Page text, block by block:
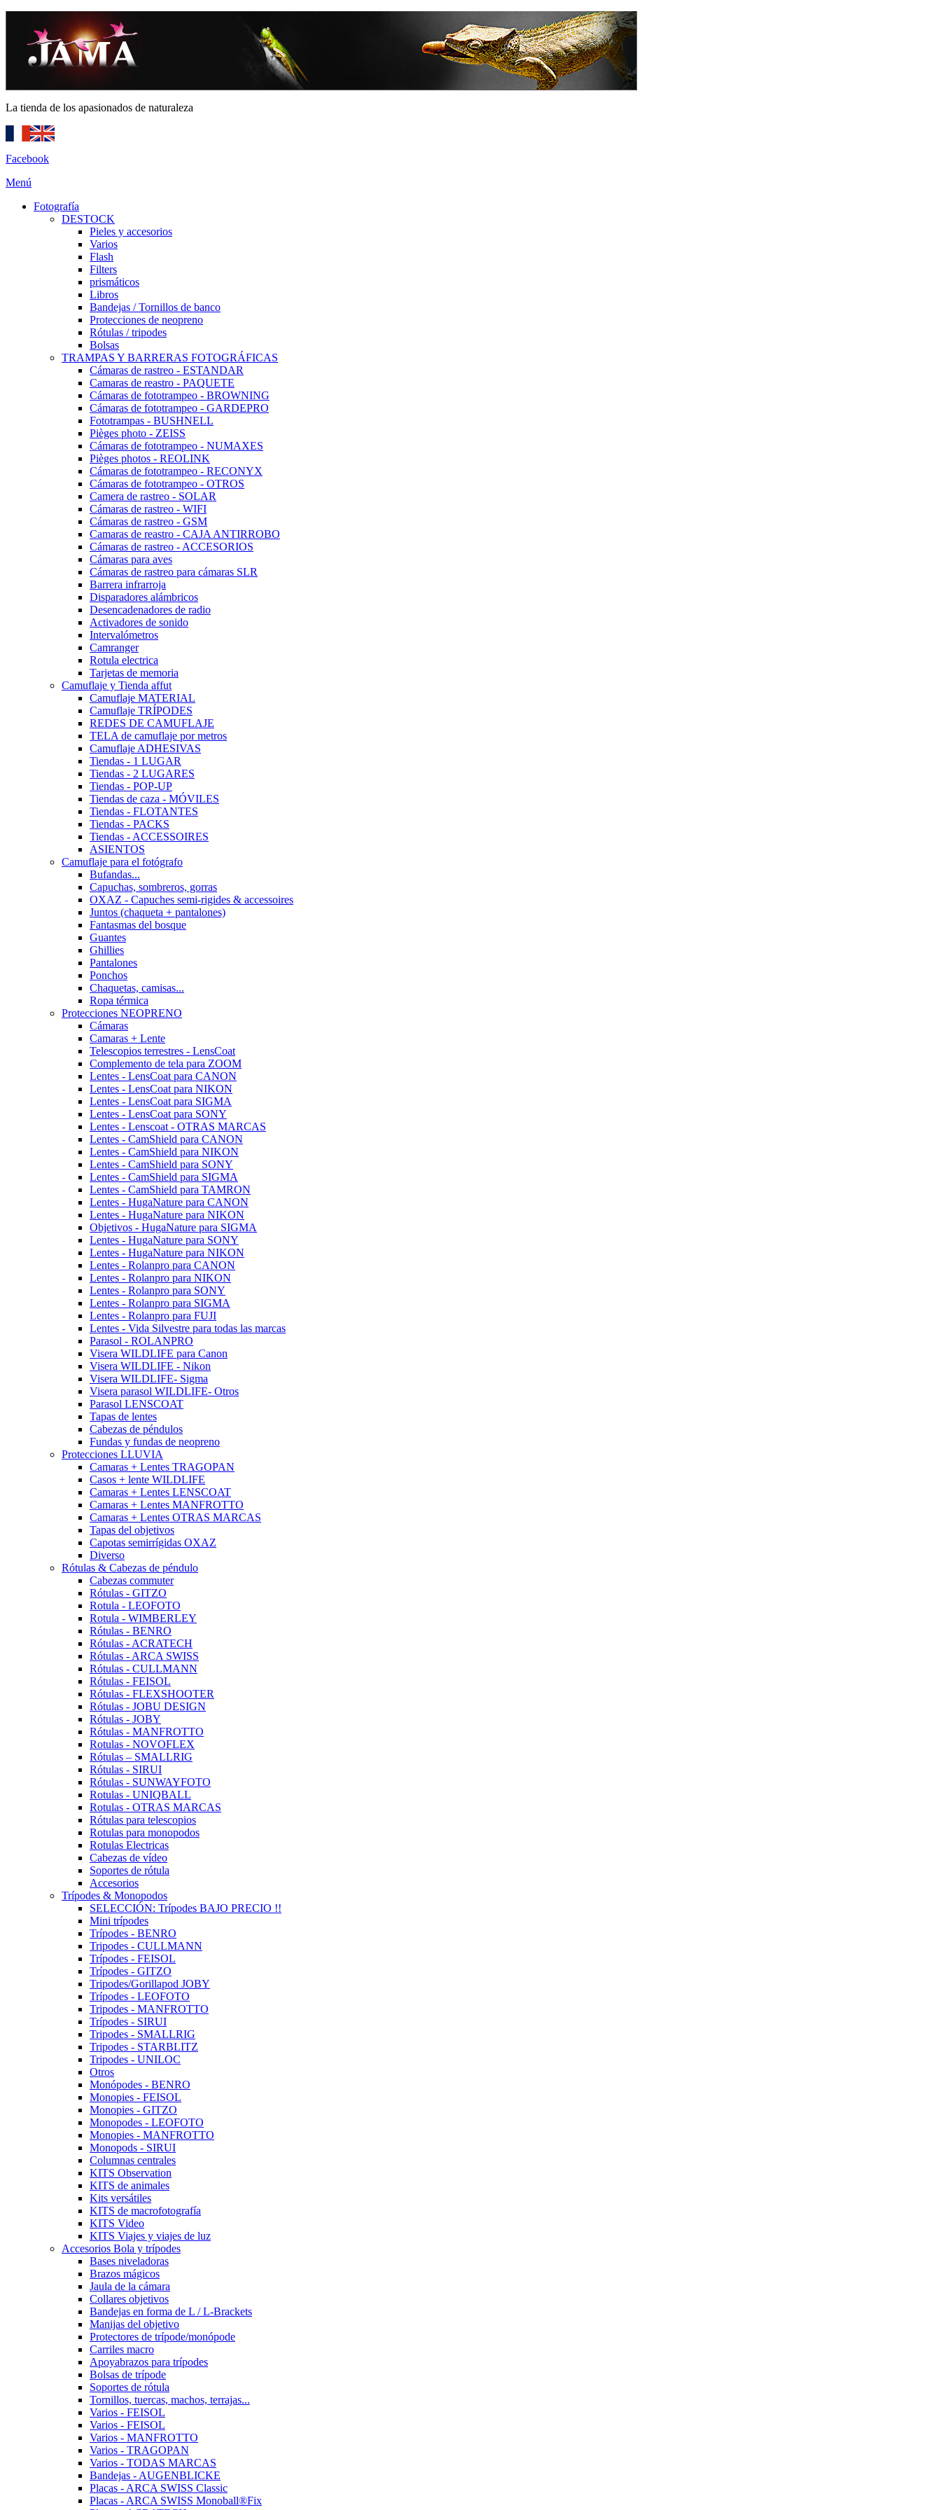
La tienda de los apasionados de naturaleza
Facebook
Menú
Fotografía
DESTOCK
Pieles y accesorios
Varios
Flash
Filters
prismáticos
Libros
Bandejas / Tornillos de banco
Protecciones de neopreno
Rótulas / tripodes
Bolsas
TRAMPAS Y BARRERAS FOTOGRÁFICAS
Cámaras de rastreo - ESTANDAR
Camaras de reastro - PAQUETE
Cámaras de fototrampeo - BROWNING
Cámaras de fototrampeo - GARDEPRO
Fototrampas - BUSHNELL
Pièges photo - ZEISS
Cámaras de fototrampeo - NUMAXES
Pièges photos - REOLINK
Cámaras de fototrampeo - RECONYX
Cámaras de fototrampeo - OTROS
Camera de rastreo - SOLAR
Cámaras de rastreo - WIFI
Cámaras de rastreo - GSM
Camaras de reastro - CAJA ANTIRROBO
Cámaras de rastreo - ACCESORIOS
Cámaras para aves
Cámaras de rastreo para cámaras SLR
Barrera infrarroja
Disparadores alámbricos
Desencadenadores de radio
Activadores de sonido
Intervalómetros
Camranger
Rotula electrica
Tarjetas de memoria
Camuflaje y Tienda affut
Camuflaje MATERIAL
Camuflaje TRÍPODES
REDES DE CAMUFLAJE
TELA de camuflaje por metros
Camuflaje ADHESIVAS
Tiendas - 1 LUGAR
Tiendas - 2 LUGARES
Tiendas - POP-UP
Tiendas de caza - MÓVILES
Tiendas - FLOTANTES
Tiendas - PACKS
Tiendas - ACCESSOIRES
ASIENTOS
Camuflaje para el fotógrafo
Bufandas...
Capuchas, sombreros, gorras
OXAZ - Capuches semi-rigides & accessoires
Juntos (chaqueta + pantalones)
Fantasmas del bosque
Guantes
Ghillies
Pantalones
Ponchos
Chaquetas, camisas...
Ropa térmica
Protecciones NEOPRENO
Cámaras
Camaras + Lente
Telescopios terrestres - LensCoat
Complemento de tela para ZOOM
Lentes - LensCoat para CANON
Lentes - LensCoat para NIKON
Lentes - LensCoat para SIGMA
Lentes - LensCoat para SONY
Lentes - Lenscoat - OTRAS MARCAS
Lentes - CamShield para CANON
Lentes - CamShield para NIKON
Lentes - CamShield para SONY
Lentes - CamShield para SIGMA
Lentes - CamShield para TAMRON
Lentes - HugaNature para CANON
Lentes - HugaNature para NIKON
Objetivos - HugaNature para SIGMA
Lentes - HugaNature para SONY
Lentes - HugaNature para NIKON
Lentes - Rolanpro para CANON
Lentes - Rolanpro para NIKON
Lentes - Rolanpro para SONY
Lentes - Rolanpro para SIGMA
Lentes - Rolanpro para FUJI
Lentes - Vida Silvestre para todas las marcas
Parasol - ROLANPRO
Visera WILDLIFE para Canon
Visera WILDLIFE - Nikon
Visera WILDLIFE- Sigma
Visera parasol WILDLIFE- Otros
Parasol LENSCOAT
Tapas de lentes
Cabezas de péndulos
Fundas y fundas de neopreno
Protecciones LLUVIA
Camaras + Lentes TRAGOPAN
Casos + lente WILDLIFE
Camaras + Lentes LENSCOAT
Camaras + Lentes MANFROTTO
Camaras + Lentes OTRAS MARCAS
Tapas del objetivos
Capotas semirrígidas OXAZ
Diverso
Rótulas & Cabezas de péndulo
Cabezas commuter
Rótulas - GITZO
Rotula - LEOFOTO
Rotula - WIMBERLEY
Rótulas - BENRO
Rótulas - ACRATECH
Rótulas - ARCA SWISS
Rótulas - CULLMANN
Rótulas - FEISOL
Rótulas - FLEXSHOOTER
Rótulas - JOBU DESIGN
Rótulas - JOBY
Rótulas - MANFROTTO
Rotulas - NOVOFLEX
Rótulas – SMALLRIG
Rótulas - SIRUI
Rótulas - SUNWAYFOTO
Rotulas - UNIQBALL
Rotulas - OTRAS MARCAS
Rótulas para telescopios
Rotulas para monopodos
Rotulas Electricas
Cabezas de vídeo
Soportes de rótula
Accesorios
Trípodes & Monopodos
SELECCIÓN: Trípodes BAJO PRECIO !!
Mini trípodes
Trípodes - BENRO
Tripodes - CULLMANN
Trípodes - FEISOL
Trípodes - GITZO
Tripodes/Gorillapod JOBY
Trípodes - LEOFOTO
Tripodes - MANFROTTO
Trípodes - SIRUI
Tripodes - SMALLRIG
Tripodes - STARBLITZ
Tripodes - UNILOC
Otros
Monópodes - BENRO
Monopies - FEISOL
Monopies - GITZO
Monopodes - LEOFOTO
Monopies - MANFROTTO
Monopods - SIRUI
Columnas centrales
KITS Observation
KITS de animales
Kits versátiles
KITS de macrofotografía
KITS Video
KITS Viajes y viajes de luz
Accesorios Bola y trípodes
Bases niveladoras
Brazos mágicos
Jaula de la cámara
Collares objetivos
Bandejas en forma de L / L-Brackets
Manijas del objetivo
Protectores de trípode/monópode
Carriles macro
Apoyabrazos para trípodes
Bolsas de trípode
Soportes de rótula
Tornillos, tuercas, machos, terrajas...
Varios - FEISOL
Varios - FEISOL
Varios - MANFROTTO
Varios - TRAGOPAN
Varios - TODAS MARCAS
Bandejas - AUGENBLICKE
Placas - ARCA SWISS Classic
Placas - ARCA SWISS Monoball®Fix